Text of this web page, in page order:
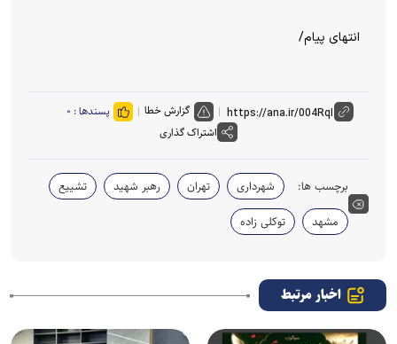
انتهای پیام/
گزارش خطا پسندها : ۰
اشتراک گذاری
برچسب ها: شهرداری تهران رهبر شهید
تشییع
مشهد
توکلی زاده
اخبار مرتبط